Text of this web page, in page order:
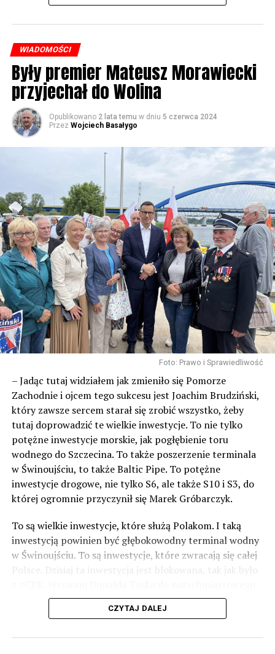
WIADOMOŚCI
Były premier Mateusz Morawiecki
przyjechał do Wolina
Opublikowano 2 lata temu w dniu 5 czerwca 2024
Przez Wojciech Basałygo
Foto: Prawo i Sprawiedliwość
– Jadąc tutaj widziałem jak zmieniło się Pomorze
Zachodnie i ojcem tego sukcesu jest Joachim Brudziński,
który zawsze sercem starał się zrobić wszystko, żeby
tutaj doprowadzić te wielkie inwestycje. To nie tylko
potężne inwestycje morskie, jak pogłębienie toru
wodnego do Szczecina. To także poszerzenie terminala
w Świnoujściu, to także Baltic Pipe. To potężne
inwestycje drogowe, nie tylko S6, ale także S10 i S3, do
której ogromnie przyczynił się Marek Gróbarczyk.
To są wielkie inwestycje, które służą Polakom. I taką
inwestycją powinien być głębokowodny terminal wodny
w Świnoujściu. To są inwestycje, które zwracają się całej
Polsce. Dzisiaj ta inwestycja jest blokowana, tak jak było
odblokowania CPK.
wykorzystać wspaniały potencjał Zachodniego Pomorza,
CZYTAJ DALEJ